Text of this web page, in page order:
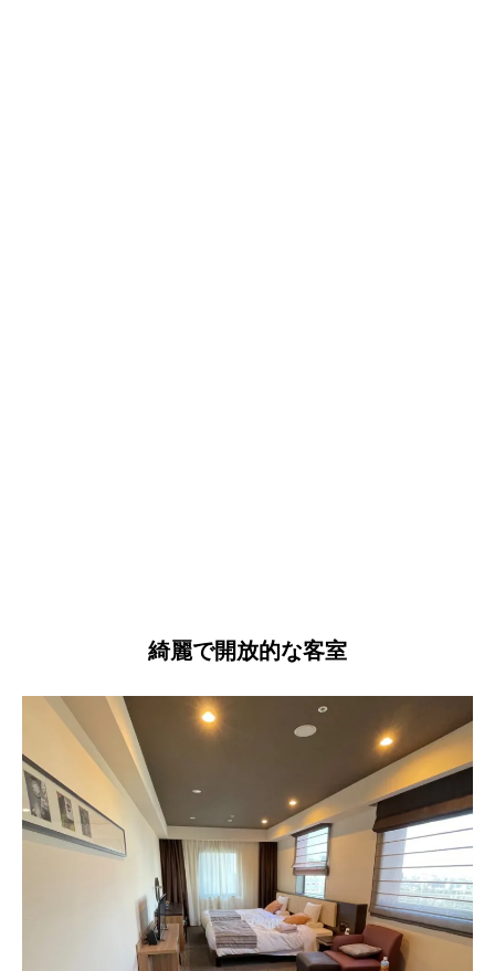
綺麗で開放的な客室